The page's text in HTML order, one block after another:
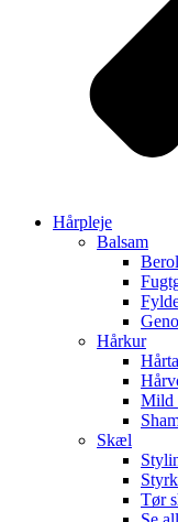
Hårpleje
Balsam
Hårkur
Mild
Skæl
Tør